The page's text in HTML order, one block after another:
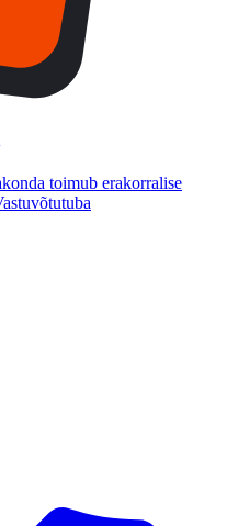
toimub erakorralise